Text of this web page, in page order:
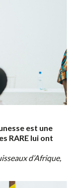
est une
RARE lui ont
d’Afrique,